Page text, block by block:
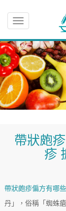
Toggle
navigation
帶狀皰
疹
帶狀皰疹偏方有哪些
丹」，俗稱「蜘蛛